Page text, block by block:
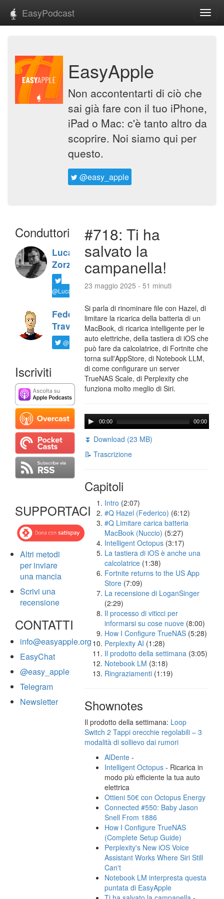
EasyPodcast
EasyApple
Non accontentarti di ciò che
sai già fare con il tuo iPhone,
iPad o Mac: c'è tanto altro da
scoprire. Noi siamo qui per
questo.
@easy_apple
Conduttori
Luca
Zorzi
@LucaTNT
Federico
Travaini
@ftrava
Iscriviti
SUPPORTACI
Altri metodi
per inviare
una mancia
Scrivi una
recensione
CONTATTI
info@easyapple.org
EasyChat
@easy_apple
Telegram
Newsletter
#718: Ti ha
salvato la
campanella!
23 maggio 2025 - 51 minuti
Si parla di rinominare file con Hazel, di
limitare la ricarica della batteria di un
MacBook, di ricarica intelligente per le
auto elettriche, della tastiera di iOS che
può fare da calcolatrice, di Fortnite che
torna sull'AppStore, di Notebook LLM,
di come configurare un server
TrueNAS Scale, di Perplexity che
funziona molto meglio di Siri.
00:00 00:00
⏬ Download (23 MB)
📝 Trascrizione
Capitoli
Intro (2:07)
#Q Hazel (Federico) (6:12)
#Q Limitare carica batteria
MacBook (Nuccio) (5:27)
Intelligent Octopus (3:17)
La tastiera di iOS è anche una
calcolatrice (1:38)
Fortnite returns to the US App
Store (7:09)
La recensione di LoganSinger
(2:29)
Il processo di viticci per
informarsi su cose nuove (8:00)
How I Configure TrueNAS (5:28)
Perplexity AI (1:28)
Il prodotto della settimana (3:05)
Notebook LM (3:18)
Ringraziamenti (1:19)
Shownotes
Il prodotto della settimana: Loop
Switch 2 Tappi orecchie regolabili – 3
modalità di sollievo dai rumori
AlDente -
Intelligent Octopus - Ricarica in
modo più efficiente la tua auto
elettrica
Ottieni 50€ con Octopus Energy
Connected #550: Baby Jason
Snell From 1886
How I Configure TrueNAS
(Complete Setup Guide)
Perplexity's New iOS Voice
Assistant Works Where Siri Still
Can't
Notebook LM interpresta questa
puntata di EasyApple